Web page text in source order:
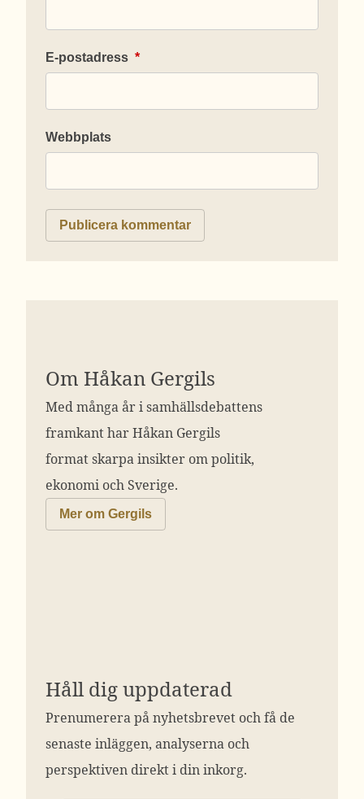
E-postadress *
Webbplats
Om Håkan Gergils
Med många år i samhällsdebattens
framkant har Håkan Gergils
format skarpa insikter om politik,
ekonomi och Sverige.
Mer om Gergils
Håll dig uppdaterad
Prenumerera på nyhetsbrevet och få de
senaste inläggen, analyserna och
perspektiven direkt i din inkorg.